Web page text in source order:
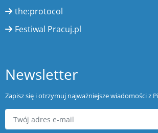
the:protocol
Festiwal Pracuj.pl
Newsletter
Zapisz się i otrzymuj najważniejsze wiadomości z